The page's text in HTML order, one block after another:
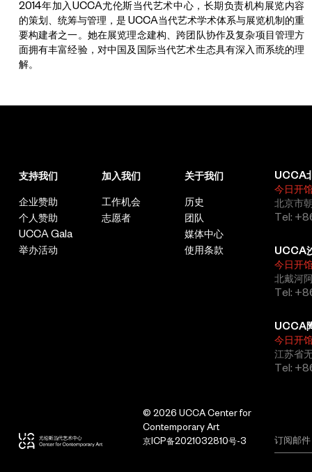
2014年加入UCCA尤伦斯当代艺术中心，长期负责机构展览内容
的策划、统筹与管理，是 UCCA当代艺术学术体系与展览机制的重
要构建者之一。她在展览理念建构、跨团队协作及复杂项目管理方
面拥有丰富经验，对中国及国际当代艺术生态具有深入而系统的理
解。
支持我们
企业赞助
个人赞助
UCCA Gala
举办活动
加入我们
工作机会
志愿者
关于我们
历史
团队
媒体中心
使用条款
UCCA
今日开
北京市
Tel:
UCCA
今日开
北戴河
Tel:
UCCA
今日开
江苏省
Tel:
© 2026 UCCA Center for
Contemporary Art
京ICP备2021032810号-3